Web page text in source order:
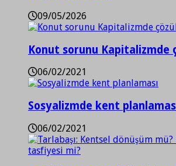
09/05/2026
Konut sorunu Kapitalizmde
06/02/2021
Sosyalizmde kent
06/02/2021